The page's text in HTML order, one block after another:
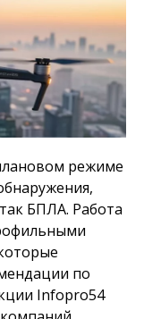
режиме
БПЛА. Работа
по
Infopro54